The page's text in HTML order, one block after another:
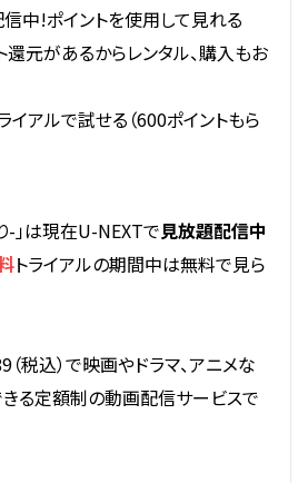
中!ポイントを使用して見れる
還元があるからレンタル、購入もお
イアルで試せる（600ポイントもら
」は現在U-NEXTで見放題配信中
トライアルの期間中は無料で見ら
税込）で映画やドラマ、アニメな
る定額制の動画配信サービスで